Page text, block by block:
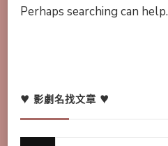
Perhaps searching can help.
♥ 影劇名找文章 ♥